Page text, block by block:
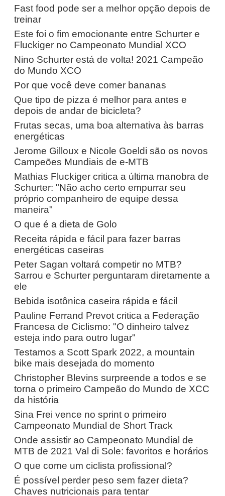
Fast food pode ser a melhor opção depois de
treinar
Este foi o fim emocionante entre Schurter e
Fluckiger no Campeonato Mundial XCO
Nino Schurter está de volta! 2021 Campeão
do Mundo XCO
Por que você deve comer bananas
Que tipo de pizza é melhor para antes e
depois de andar de bicicleta?
Frutas secas, uma boa alternativa às barras
energéticas
Jerome Gilloux e Nicole Goeldi são os novos
Campeões Mundiais de e-MTB
Mathias Fluckiger critica a última manobra de
Schurter: "Não acho certo empurrar seu
próprio companheiro de equipe dessa
maneira"
O que é a dieta de Golo
Receita rápida e fácil para fazer barras
energéticas caseiras
Peter Sagan voltará competir no MTB?
Sarrou e Schurter perguntaram diretamente a
ele
Bebida isotônica caseira rápida e fácil
Pauline Ferrand Prevot critica a Federação
Francesa de Ciclismo: "O dinheiro talvez
esteja indo para outro lugar"
Testamos a Scott Spark 2022, a mountain
bike mais desejada do momento
Christopher Blevins surpreende a todos e se
torna o primeiro Campeão do Mundo de XCC
da história
Sina Frei vence no sprint o primeiro
Campeonato Mundial de Short Track
Onde assistir ao Campeonato Mundial de
MTB de 2021 Val di Sole: favoritos e horários
O que come um ciclista profissional?
É possível perder peso sem fazer dieta?
Chaves nutricionais para tentar